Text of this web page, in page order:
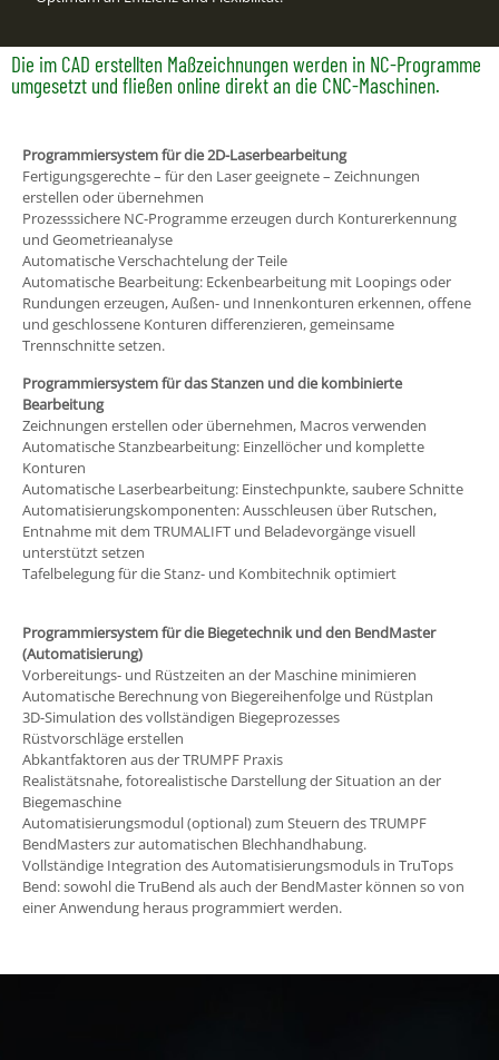
Die im CAD erstellten Maßzeichnungen werden in NC-Programme
umgesetzt und fließen online direkt an die CNC-Maschinen.
Programmiersystem für die 2D-Laserbearbeitung
Fertigungsgerechte – für den Laser geeignete – Zeichnungen
erstellen oder übernehmen
Prozesssichere NC-Programme erzeugen durch Konturerkennung
und Geometrieanalyse
Automatische Verschachtelung der Teile
Automatische Bearbeitung: Eckenbearbeitung mit Loopings oder
Rundungen erzeugen, Außen- und Innenkonturen erkennen, offene
und geschlossene Konturen differenzieren, gemeinsame
Trennschnitte setzen.
Programmiersystem für das Stanzen und die kombinierte
Bearbeitung
Zeichnungen erstellen oder übernehmen, Macros verwenden
Automatische Stanzbearbeitung: Einzellöcher und komplette
Konturen
Automatische Laserbearbeitung: Einstechpunkte, saubere Schnitte
Automatisierungskomponenten: Ausschleusen über Rutschen,
Entnahme mit dem TRUMALIFT und Beladevorgänge visuell
unterstützt setzen
Tafelbelegung für die Stanz- und Kombitechnik optimiert
Programmiersystem für die Biegetechnik und den BendMaster
(Automatisierung)
Vorbereitungs- und Rüstzeiten an der Maschine minimieren
Automatische Berechnung von Biegereihenfolge und Rüstplan
3D-Simulation des vollständigen Biegeprozesses
Rüstvorschläge erstellen
Abkantfaktoren aus der TRUMPF Praxis
Realistätsnahe, fotorealistische Darstellung der Situation an der
Biegemaschine
Automatisierungsmodul (optional) zum Steuern des TRUMPF
BendMasters zur automatischen Blechhandhabung.
Vollständige Integration des Automatisierungsmoduls in TruTops
Bend: sowohl die TruBend als auch der BendMaster können so von
einer Anwendung heraus programmiert werden.